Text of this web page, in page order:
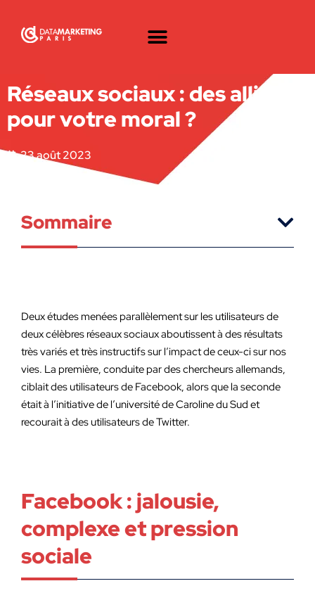
Réseaux sociaux : des alliés
pour votre moral ?
23 août 2023
Sommaire
Deux études menées parallèlement sur les utilisateurs de
deux célèbres réseaux sociaux aboutissent à des résultats
très variés et très instructifs sur l’impact de ceux-ci sur nos
vies. La première, conduite par des chercheurs allemands,
ciblait des utilisateurs de Facebook, alors que la seconde
était à l’initiative de l’université de Caroline du Sud et
recourait à des utilisateurs de Twitter.
Facebook : jalousie,
complexe et pression
sociale